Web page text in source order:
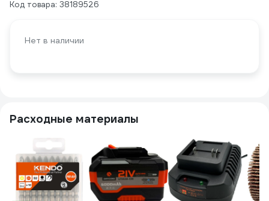
Код товара: 38189526
Нет в наличии
Расходные материалы